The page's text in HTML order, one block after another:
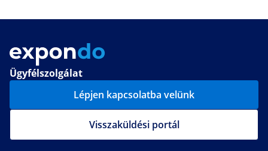
Ügyfélszolgálat
Lépjen kapcsolatba velünk
Visszaküldési portál